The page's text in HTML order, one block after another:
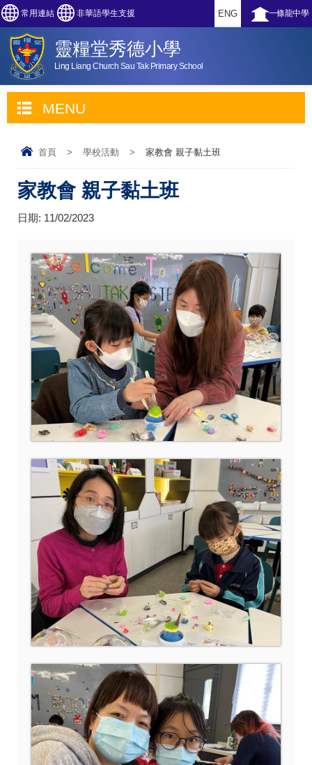
常用連結 非華語學生支援 一條龍中學
ENG
靈糧堂秀德小學
Ling Liang Church Sau Tak Primary School
MENU
首頁 > 學校活動 > 家教會 親子黏土班
家教會 親子黏土班
日期: 11/02/2023